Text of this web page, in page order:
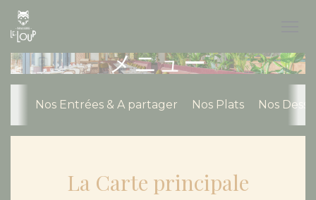
クッキー利用の管理について
メニュー
Nos Entrées & A partager Nos Plats Nos
La Carte principale